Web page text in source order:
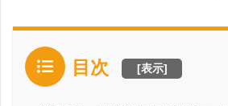
目次 [表示]